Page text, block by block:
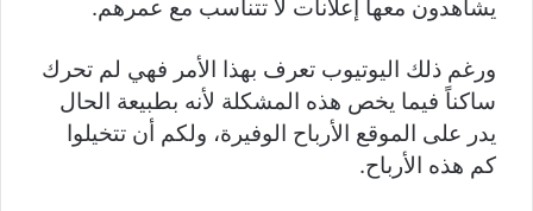
يشاهدون معها إعلانات لا تتناسب مع عمرهم.
ورغم ذلك اليوتيوب تعرف بهذا الأمر فهي لم تحرك
ساكناً فيما يخص هذه المشكلة لأنه بطبيعة الحال
يدر على الموقع الأرباح الوفيرة، ولكم أن تتخيلوا
كم هذه الأرباح.